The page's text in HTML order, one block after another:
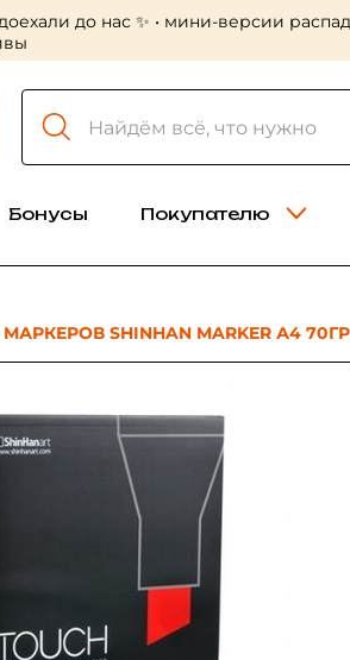
до нас ✨ • мини-версии
Бонусы Покупателю
SHINHAN MARKER А4